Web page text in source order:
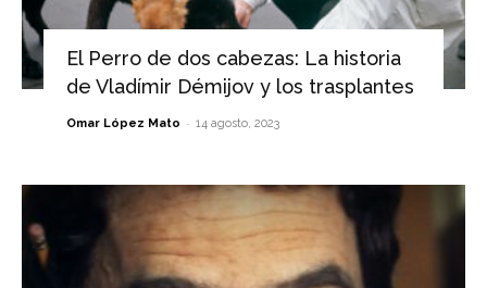
El Perro de dos cabezas: La historia
de Vladímir Démijov y los trasplantes
Omar López Mato - 14 agosto, 2023